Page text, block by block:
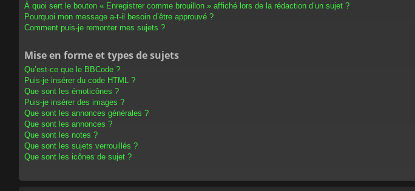
À quoi sert le bouton « Enregistrer comme brouillon » affiché lors de la rédaction d’un sujet ?
Pourquoi mon message a-t-il besoin d’être approuvé ?
Comment puis-je remonter mes sujets ?
Mise en forme et types de sujets
Qu’est-ce que le BBCode ?
Puis-je insérer du code HTML ?
Que sont les émoticônes ?
Puis-je insérer des images ?
Que sont les annonces générales ?
Que sont les annonces ?
Que sont les notes ?
Que sont les sujets verrouillés ?
Que sont les icônes de sujet ?